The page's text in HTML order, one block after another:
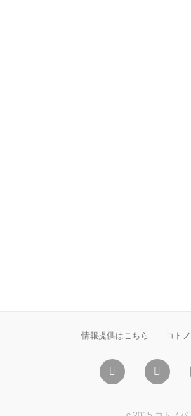
情報提供はこちら コト